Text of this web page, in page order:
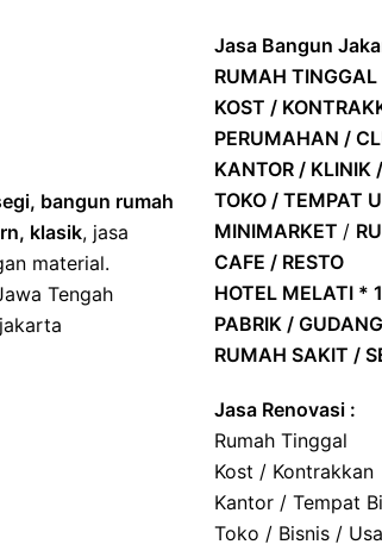
bangun rumah
klasik, jasa
material.
Tengah
Jasa Bangun
RUMAH TINGGAL
KOST /
PERUMAHAN /
KANTOR / KLINIK
TOKO / TEMPAT
MINIMARKET /
CAFE / RESTO
HOTEL MELATI * 1
PABRIK / GUDANG
RUMAH SAKIT /
Jasa Renovasi :
Rumah Tinggal
Kost / Kontrakkan
Kantor / Tempat
Toko / Bisnis /